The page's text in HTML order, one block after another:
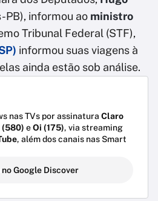
PB), informou ao ministro
Tribunal Federal (STF),
informou suas viagens à
ainda estão sob análise.
nas TVs por assinatura Claro
(580) eOi (175), via streaming
, além dos canais nas Smart
Google Discover